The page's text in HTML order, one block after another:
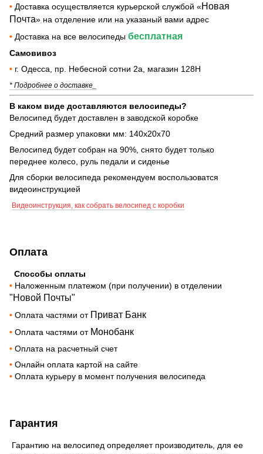
• Доставка осуществляется курьерской службой «Новая
Почта» на отделение или на указаный вами адрес
• Доставка на все велосипеды бесплатная
Самовивоз
• г. Одесса, пр. Небесной сотни 2а, магазин 128Н
* Подробнее о доставке_
В каком виде доставляются велосипеды?
Велосипед будет доставлен в заводской коробке
Средний размер упаковки мм: 140х20х70
Велосипед будет собран на 90%, снято будет только
переднее колесо, руль педали и сиденье
Для сборки велосипеда рекомендуем воспользоватся
видеоинструкцией
Видеоинструкция, как собрать велосипед с коробки
Оплата
Способы оплаты
• Наложенным платежом (при получении) в отделении
"Новой Почты"
• Оплата частями от Приват Банк
• Оплата частями от Монобанк
• Оплата на расчетный счет
• Онлайн оплата картой на сайте
• Оплата курьеру в момент получения велосипеда
Гарантия
Гарантию на велосипед определяет производитель, для ее